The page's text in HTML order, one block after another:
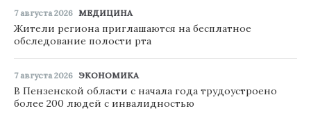
7 августа 2026 МЕДИЦИНА
Жители региона приглашаются на бесплатное
обследование полости рта
7 августа 2026 ЭКОНОМИКА
В Пензенской области с начала года трудоустроено
более 200 людей с инвалидностью